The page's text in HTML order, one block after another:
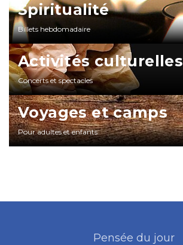
Spiritualité
Billets hebdomadaire
Activités culturelles
Concerts et spectacles
Voyages et camps
Pour adultes et enfants
Pensée du jour